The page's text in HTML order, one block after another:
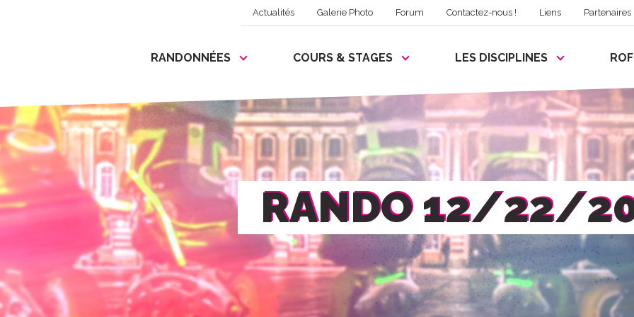
RANDONNÉES COURS & STAGES LES DISCIPLINES
Actualités Galerie Photo Forum Contactez-nous ! Liens Partenaires
RANDO 12/22/